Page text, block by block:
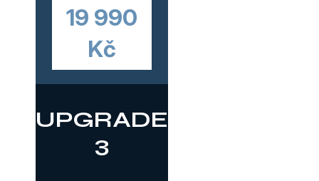
19 990
Kč
UPGRADE
3